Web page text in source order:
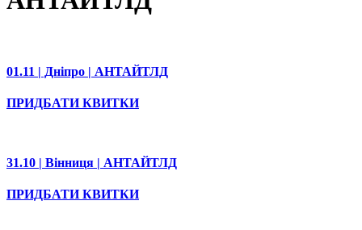
01.11 | Дніпро | АНТАЙТЛД
ПРИДБАТИ КВИТКИ
31.10 | Вінниця | АНТАЙТЛД
ПРИДБАТИ КВИТКИ